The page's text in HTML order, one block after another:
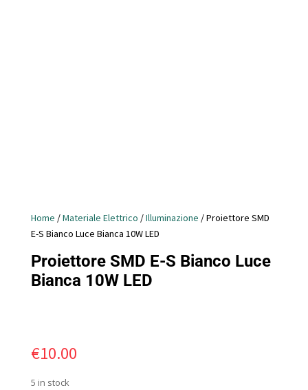
Home /Materiale Elettrico /Illuminazione / Proiettore SMD
E-S Bianco Luce Bianca 10W LED
Proiettore SMD E-S Bianco Luce
Bianca 10W LED
€10.00
5 in stock